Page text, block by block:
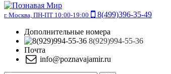
г. Москва, ПН-ПТ 10:00-19:00
8(499)396-35-49
Дополнительные номера
8(929)994-55-36
Почта
info@poznavajamir.ru